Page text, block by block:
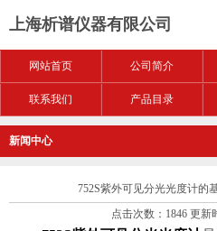
上海析谱仪器有限公司
网站首页 公司简介
联系我们 产品目录
新闻中心
752S紫外可见分光光度计的
点击次数：1846 更新